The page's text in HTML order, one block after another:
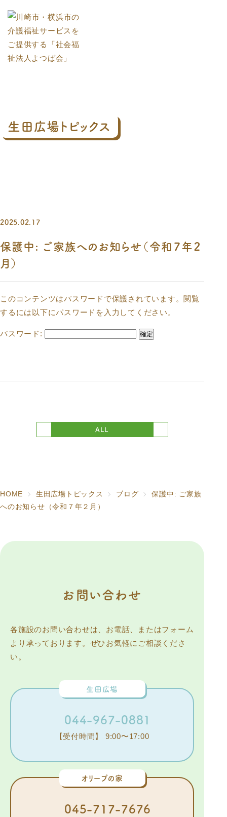
生田広場トピックス
2025.02.17
保護中: ご家族へのお知らせ（令和７年２
月）
このコンテンツはパスワードで保護されています。閲覧
するには以下にパスワードを入力してください。
パスワード:
ALL
HOME 生田広場トピックス ブログ
保護中: ご家族
へのお知らせ（令和７年２月）
お問い合わせ
各施設のお問い合わせは、お電話、またはフォーム
より承っております。ぜひお気軽にご相談くださ
い。
生田広場
044-967-0881
【受付時間】 9:00〜17:00
オリーブの家
045-717-7676